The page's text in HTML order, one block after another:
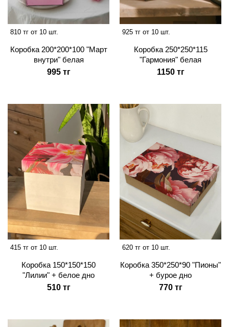
810 тг от 10 шт.
Коробка 200*200*100 "Март
внутри" белая
995 тг
925 тг от 10 шт.
Коробка 250*250*115
"Гармония" белая
1150 тг
415 тг от 10 шт.
Коробка 150*150*150
"Лилии" + белое дно
510 тг
620 тг от 10 шт.
Коробка 350*250*90 "Пионы"
+ бурое дно
770 тг